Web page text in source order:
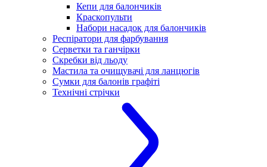
Кепи для балончиків
Краскопульти
Набори насадок для балончиків
Респіратори для фарбування
Серветки та ганчірки
Скребки від льоду
Мастила та очищувачі для ланцюгів
Сумки для балонів графіті
Технічні стрічки